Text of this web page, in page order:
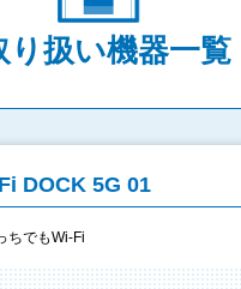
り扱い機器一覧
DOCK 5G 01
ちでもWi-Fi